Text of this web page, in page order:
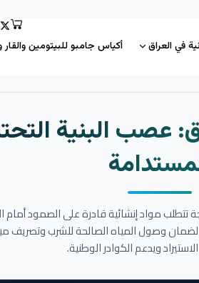
في العراق أكياس جامبو للبيتومين والقار
عصب البنية
تتطلب مواد إنشائية قادرة على الصمود أمام
لضمان وصول المياه الصالحة للشرب وتصريف
ويدعم الكوادر الوطنية.